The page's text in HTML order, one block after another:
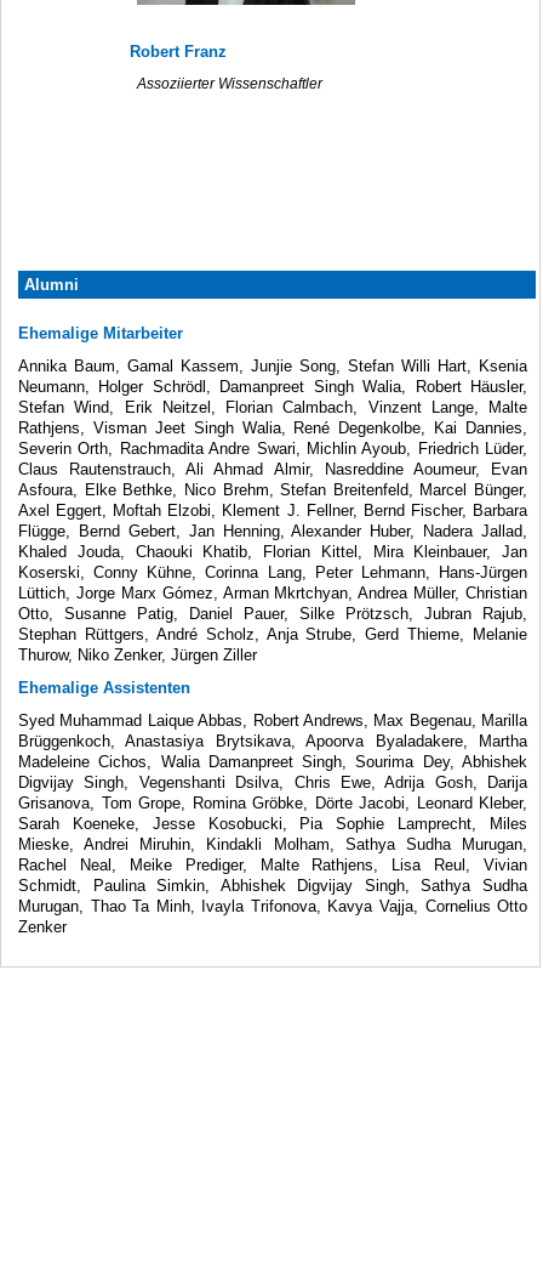
Robert Franz
Assoziierter Wissenschaftler
Alumni
Ehemalige Mitarbeiter
Annika Baum, Gamal Kassem, Junjie Song, Stefan Willi Hart, Ksenia
Neumann, Holger Schrödl, Damanpreet Singh Walia, Robert Häusler,
Stefan Wind, Erik Neitzel, Florian Calmbach, Vinzent Lange, Malte
Rathjens, Visman Jeet Singh Walia, René Degenkolbe, Kai Dannies,
Severin Orth, Rachmadita Andre Swari, Michlin Ayoub, Friedrich Lüder,
Claus Rautenstrauch, Ali Ahmad Almir, Nasreddine Aoumeur, Evan
Asfoura, Elke Bethke, Nico Brehm, Stefan Breitenfeld, Marcel Bünger,
Axel Eggert, Moftah Elzobi, Klement J. Fellner, Bernd Fischer, Barbara
Flügge, Bernd Gebert, Jan Henning, Alexander Huber, Nadera Jallad,
Khaled Jouda, Chaouki Khatib, Florian Kittel, Mira Kleinbauer, Jan
Koserski, Conny Kühne, Corinna Lang, Peter Lehmann, Hans-Jürgen
Lüttich, Jorge Marx Gómez, Arman Mkrtchyan, Andrea Müller, Christian
Otto, Susanne Patig, Daniel Pauer, Silke Prötzsch, Jubran Rajub,
Stephan Rüttgers, André Scholz, Anja Strube, Gerd Thieme, Melanie
Thurow, Niko Zenker, Jürgen Ziller
Ehemalige Assistenten
Syed Muhammad Laique Abbas, Robert Andrews, Max Begenau, Marilla
Brüggenkoch, Anastasiya Brytsikava, Apoorva Byaladakere, Martha
Madeleine Cichos, Walia Damanpreet Singh, Sourima Dey, Abhishek
Digvijay Singh, Vegenshanti Dsilva, Chris Ewe, Adrija Gosh, Darija
Grisanova, Tom Grope, Romina Gröbke, Dörte Jacobi, Leonard Kleber,
Sarah Koeneke, Jesse Kosobucki, Pia Sophie Lamprecht, Miles
Mieske, Andrei Miruhin, Kindakli Molham, Sathya Sudha Murugan,
Rachel Neal, Meike Prediger, Malte Rathjens, Lisa Reul, Vivian
Schmidt, Paulina Simkin, Abhishek Digvijay Singh, Sathya Sudha
Murugan, Thao Ta Minh, Ivayla Trifonova, Kavya Vajja, Cornelius Otto
Zenker